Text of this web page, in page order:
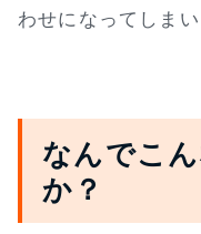
わせになってしまい
なんでこ
か？